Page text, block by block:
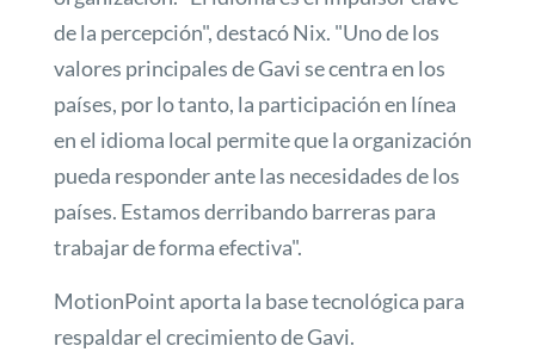
de la percepción", destacó Nix. "Uno de los
valores principales de Gavi se centra en los
países, por lo tanto, la participación en línea
en el idioma local permite que la organización
pueda responder ante las necesidades de los
países. Estamos derribando barreras para
trabajar de forma efectiva".
MotionPoint aporta la base tecnológica para
respaldar el crecimiento de Gavi.